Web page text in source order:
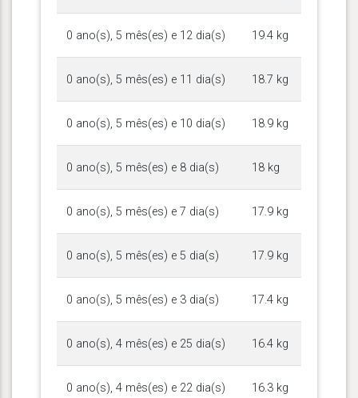
0 ano(s), 5 mês(es) e 12 dia(s) 19.4 kg
0 ano(s), 5 mês(es) e 11 dia(s) 18.7 kg
0 ano(s), 5 mês(es) e 10 dia(s) 18.9 kg
0 ano(s), 5 mês(es) e 8 dia(s) 18 kg
0 ano(s), 5 mês(es) e 7 dia(s) 17.9 kg
0 ano(s), 5 mês(es) e 5 dia(s) 17.9 kg
0 ano(s), 5 mês(es) e 3 dia(s) 17.4 kg
0 ano(s), 4 mês(es) e 25 dia(s) 16.4 kg
0 ano(s), 4 mês(es) e 22 dia(s) 16.3 kg